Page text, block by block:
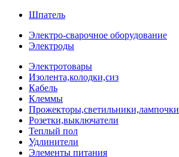
Шпатель
Электро-сварочное оборудование
Электроды
Электротовары
Изолента,колодки,сиз
Кабель
Клеммы
Прожекторы,светильники,лампочки
Розетки,выключатели
Теплый пол
Удлинители
Элементы питания